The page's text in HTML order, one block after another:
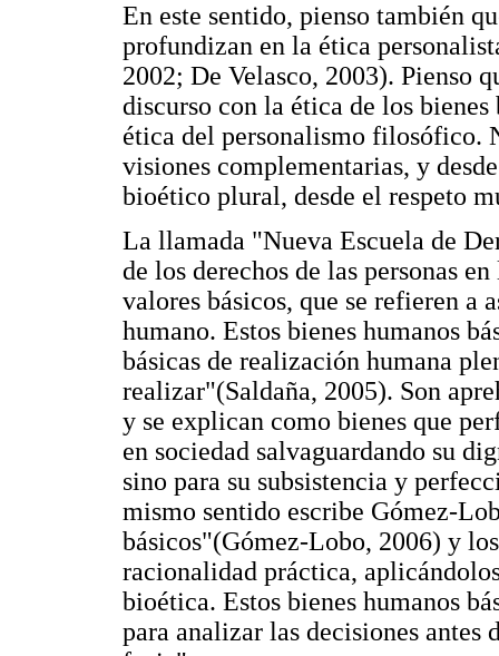
En este sentido, pienso también
profundizan en la ética
2002; De Velasco, 2003). Pienso
discurso con la ética de los
ética del personalismo filosófico.
visiones complementarias, y
bioético plural, desde el respeto
La llamada "Nueva Escuela de
de los derechos de las personas
valores básicos, que se refieren a
humano. Estos bienes humanos
básicas de realización humana
realizar"(Saldaña, 2005). Son
y se explican como bienes que
en sociedad salvaguardando su
sino para su subsistencia y
mismo sentido escribe Gómez-
básicos"(Gómez-Lobo, 2006) y
racionalidad práctica,
bioética. Estos bienes humanos
para analizar las decisiones